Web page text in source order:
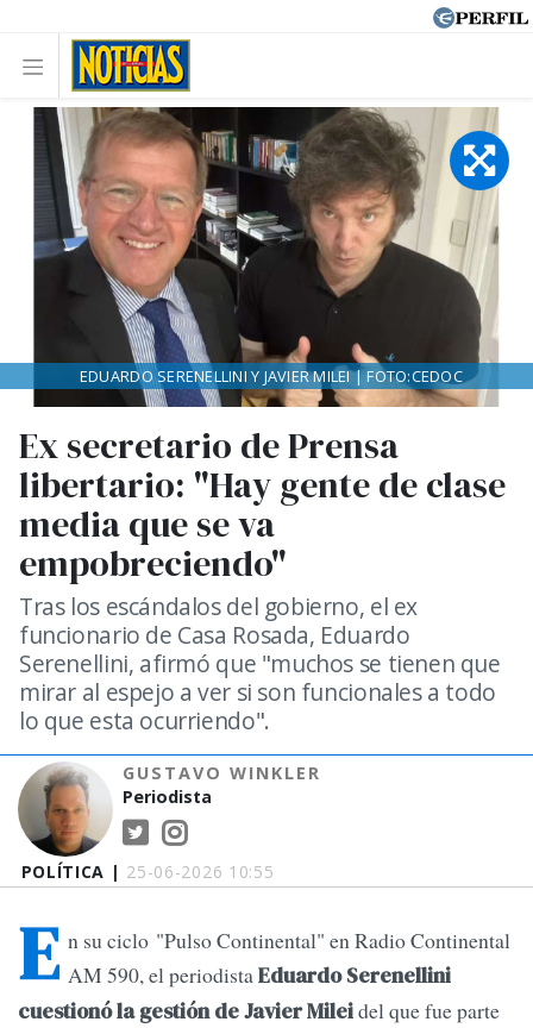
POLÍTICA | 25-06-2026 10:55
Ex secretario de Prensa
libertario: "Hay gente de clase
media que se va
empobreciendo"
Tras los escándalos del gobierno, el ex
funcionario de Casa Rosada, Eduardo
Serenellini, afirmó que "muchos se tienen que
mirar al espejo a ver si son funcionales a todo
lo que esta ocurriendo".
GUSTAVO WINKLER
Periodista
EDUARDO SERENELLINI Y JAVIER MILEI | FOTO:CEDOC
E n su ciclo "Pulso Continental" en Radio Continental
AM 590, el periodistaEduardo Serenellini
cuestionó la gestión de Javier Mileidel que fue parte